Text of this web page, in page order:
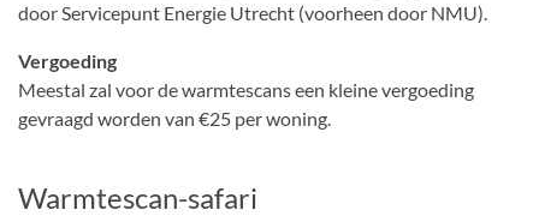
door Servicepunt Energie Utrecht (voorheen door NMU).
Vergoeding
Meestal zal voor de warmtescans een kleine vergoeding
gevraagd worden van €25 per woning.
Warmtescan-safari